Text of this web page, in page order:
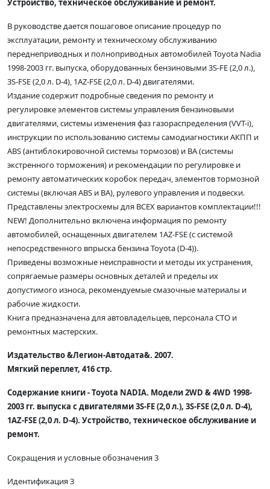
Устройство, техническое обслуживание и ремонт.
В руководстве дается пошаговое описание процедур по
эксплуатации, ремонту и техническому обслуживанию
переднеприводных и полноприводных автомобилей Toyota Nadia
1998-2003 гг. выпуска, оборудованных бензиновыми 3S-FE (2,0 л.),
3S-FSE (2,0 л. D-4), 1AZ-FSE (2,0 л. D-4) двигателями.
Издание содержит подробные сведения по ремонту и
регулировке элементов системы управления бензиновыми
двигателями, системы изменения фаз газораспределения (VVT-i),
инструкции по использованию системы самодиагностики АКПП и
ABS (антиблокировочной системы тормозов) и BA (системы
экстренного торможения) и рекомендации по регулировке и
ремонту автоматических коробок передач, элементов тормозной
системы (включая ABS и BA), рулевого управления и подвески.
Представлены электросхемы для ВСЕХ вариантов комплектации!!!
NEW! Дополнительно включена информация по ремонту
автомобилей, оснащенных двигателем 1AZ-FSE (с системой
непосредственного впрыска бензина Toyota (D-4)).
Приведены возможные неисправности и методы их устранения,
сопрягаемые размеры основных деталей и пределы их
допустимого износа, рекомендуемые смазочные материалы и
рабочие жидкости.
Книга предназначена для автовладельцев, персонала СТО и
ремонтных мастерских.
Издательство &Легион-Автодата&. 2007.
Мягкий переплет, 416 стр.
Содержание книги - Toyota NADIA. Модели 2WD & 4WD 1998-
2003 гг. выпуска с двигателями 3S-FE (2,0 л.), 3S-FSE (2,0 л. D-4),
1AZ-FSE (2,0 л. D-4). Устройство, техническое обслуживание и
ремонт.
Сокращения и условные обозначения 3
Идентификация 3